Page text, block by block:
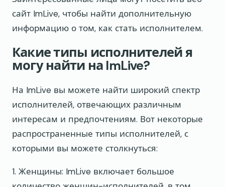
сайт ImLive, чтобы найти дополнительную
информацию о том, как стать исполнителем.
Какие типы исполнителей я
могу найти на ImLive?
На ImLive вы можете найти широкий спектр
исполнителей, отвечающих различным
интересам и предпочтениям. Вот некоторые
распространенные типы исполнителей, с
которыми вы можете столкнуться:
1. Женщины: ImLive включает большое